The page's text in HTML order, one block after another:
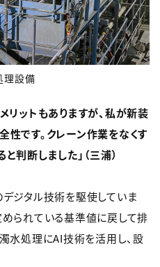
理設備
リットもありますが、私が新装
です。クレーン作業をなくす
判断しました」（三浦）
ジタル技術を駆使していま
られている基準値に戻して排
水処理にAI技術を活用し、設